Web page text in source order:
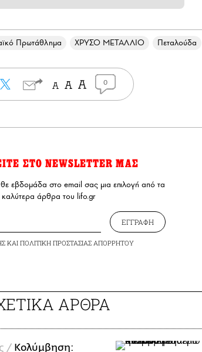
Πρωτάθλημα ΧΡΥΣΟ ΜΕΤΑΛΛΙΟ Πεταλούδα
0
ΣΤΟ NEWSLETTER ΜΑΣ
εβδομάδα στο email σας μια επιλογή από τα
καλύτερα άρθρα του lifo.gr
ΕΓΓΡΑΦΗ
ΚΑΙ ΠΟΛΙΤΙΚΗ ΠΡΟΣΤΑΣΙΑΣ ΑΠΟΡΡΗΤΟΥ
ΑΡΘΡΑ
/ Κολύμβηση: